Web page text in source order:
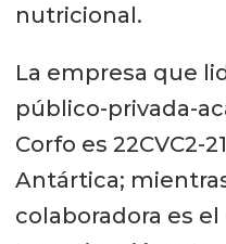
nutricional.
La empresa que
público-privada-
Corfo es 22CVC2-
Antártica;
colaboradora es